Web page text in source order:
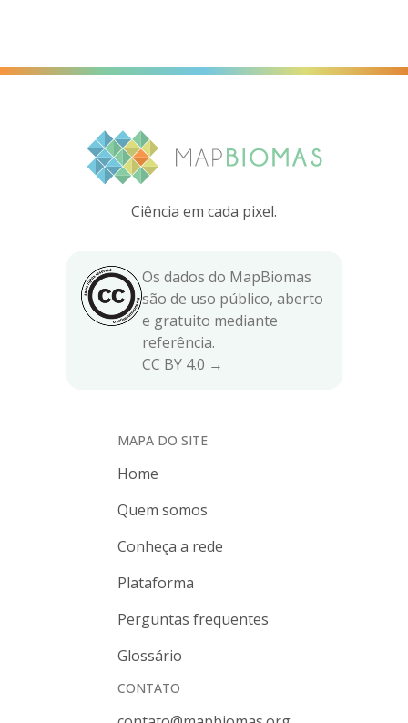
Ciência em cada pixel.
Os dados do MapBiomas
são de uso público, aberto
e gratuito mediante
referência.
CC BY 4.0 →
MAPA DO SITE
Home
Quem somos
Conheça a rede
Plataforma
Perguntas frequentes
Glossário
CONTATO